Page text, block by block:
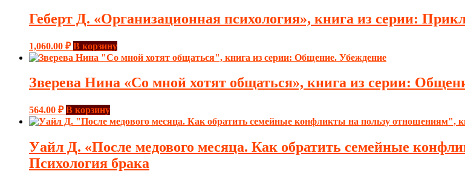
Геберт Д. «Организационная психология», книга из серии:
1,060.00 ₽ В корзину
Зверева Нина «Со мной хотят общаться», книга из серии:
564.00 ₽ В корзину
Уайл Д. «После медового месяца. Как обратить семейные
Психология брака